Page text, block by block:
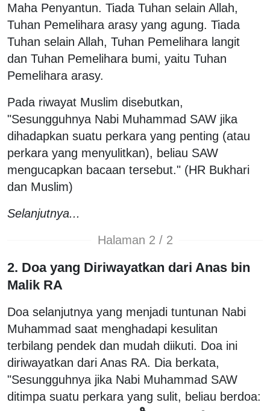
Maha Penyantun. Tiada Tuhan selain Allah,
Tuhan Pemelihara arasy yang agung. Tiada
Tuhan selain Allah, Tuhan Pemelihara langit
dan Tuhan Pemelihara bumi, yaitu Tuhan
Pemelihara arasy.
Pada riwayat Muslim disebutkan,
"Sesungguhnya Nabi Muhammad SAW jika
dihadapkan suatu perkara yang penting (atau
perkara yang menyulitkan), beliau SAW
mengucapkan bacaan tersebut." (HR Bukhari
dan Muslim)
Selanjutnya...
Halaman 2 / 2
2. Doa yang Diriwayatkan dari Anas bin
Malik RA
Doa selanjutnya yang menjadi tuntunan Nabi
Muhammad saat menghadapi kesulitan
terbilang pendek dan mudah diikuti. Doa ini
diriwayatkan dari Anas RA. Dia berkata,
"Sesungguhnya jika Nabi Muhammad SAW
ditimpa suatu perkara yang sulit, beliau berdoa: